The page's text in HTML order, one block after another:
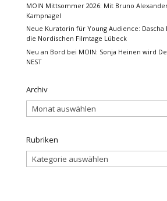
MOIN Mittsommer 2026: Mit Bruno
Kampnagel
Neue Kuratorin für Young Audience:
die Nordischen Filmtage Lübeck
Neu an Bord bei MOIN: Sonja Heinen wird
NEST
Archiv
Archiv
Rubriken
Rubriken